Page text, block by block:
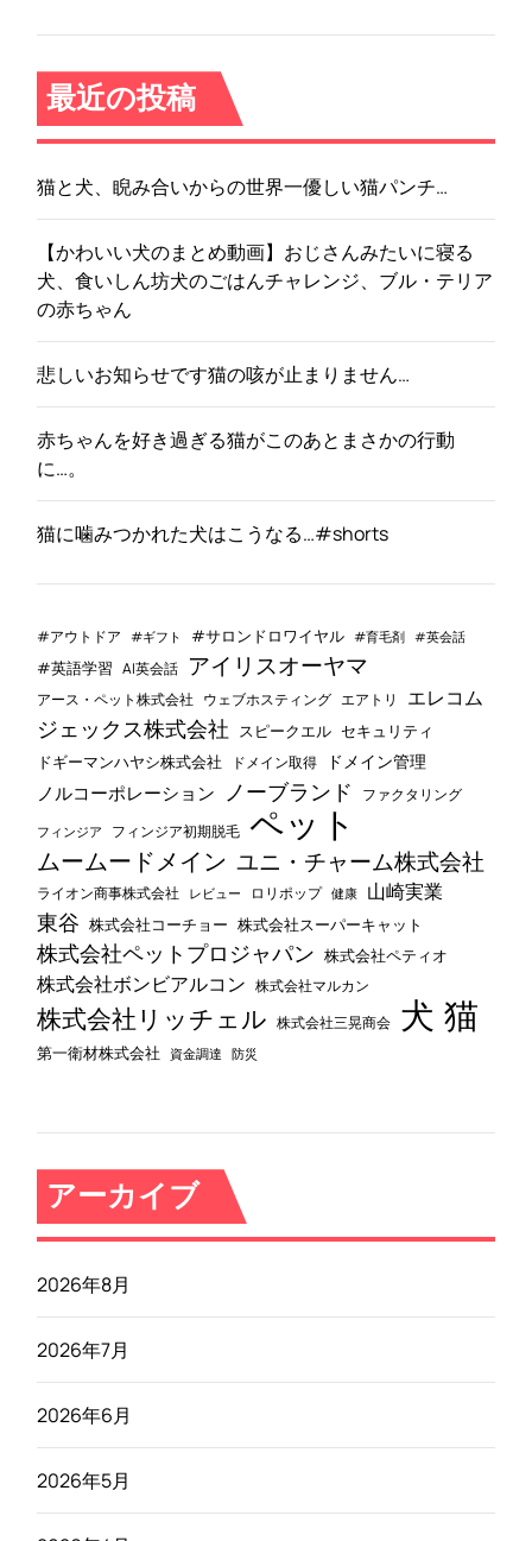
最近の投稿
猫と犬、睨み合いからの世界一優しい猫パンチ…
【かわいい犬のまとめ動画】おじさんみたいに寝る
犬、食いしん坊犬のごはんチャレンジ、ブル・テリア
の赤ちゃん
悲しいお知らせです猫の咳が止まりません…
赤ちゃんを好き過ぎる猫がこのあとまさかの行動
に…。
猫に噛みつかれた犬はこうなる…#shorts
#アウトドア #ギフト #サロンドロワイヤル #育毛剤 #英会話
#英語学習 AI英会話 アイリスオーヤマ
アース・ペット株式会社 ウェブホスティング エアトリ エレコム
ジェックス株式会社 スピークエル セキュリティ
ドギーマンハヤシ株式会社 ドメイン取得 ドメイン管理
ノルコーポレーション ノーブランド ファクタリング
フィンジア フィンジア初期脱毛 ペット
ムームードメイン ユニ・チャーム株式会社
ライオン商事株式会社 レビュー ロリポップ 健康 山崎実業
東谷 株式会社コーチョー 株式会社スーパーキャット
株式会社ペットプロジャパン 株式会社ペティオ
株式会社ボンビアルコン 株式会社マルカン
株式会社リッチェル 株式会社三晃商会 犬 猫
第一衛材株式会社 資金調達 防災
アーカイブ
2026年8月
2026年7月
2026年6月
2026年5月